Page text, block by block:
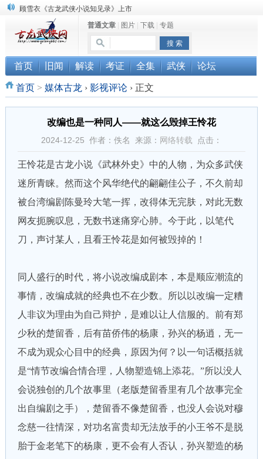
顾雪衣《古龙武侠小说知见录》上市
“武侠书库”查缺补漏活动圆满结束
《古龙小说原貌探究》修订版已上市
普通文章| 图片| 下载| 专题
首页 旧闻 解读 考证 全集 武侠 论坛
首页> 媒体古龙 › 影视评论 ›正文
改编也是一种同人——就这么毁掉王怜花
2024-12-25 作者：佚名 来源： 网络转载 点击：
王怜花是古龙小说《武林外史》中的人物，为众多武侠
迷所青睐。然而这个风华绝代的翩翩佳公子，不久前却
被台湾编剧陈曼玲大笔一挥，改得体无完肤，对此无数
网友扼腕叹息，无数书迷痛穿心肺。今于此，以笔代
刀，声讨某人，且看王怜花是如何被毁掉的！
同人盛行的时代，将小说改编成剧本，本是顺应潮流的
事情，改编成就的经典也不在少数。所以以改编一定糟
人非议为理由为自己辩护，是难以让人信服的。前有郑
少秋的楚留香，后有苗侨伟的杨康，孙兴的杨逍，无一
不成为观众心目中的经典，原因为何？以一句话概括就
是“情节改编合情合理，人物塑造锦上添花。”所以没人
会说独创的几个故事里（老版楚留香里有几个故事完全
出自编剧之手），楚留香不像楚留香，也没人会说对穆
念慈一往情深，对功名富贵却无法放手的小王爷不是脱
胎于金老笔下的杨康，更不会有人否认，孙兴塑造的杨